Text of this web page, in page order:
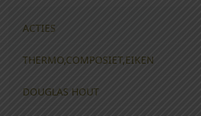
ACTIES
THERMO,COMPOSIET,EIKEN
DOUGLAS HOUT